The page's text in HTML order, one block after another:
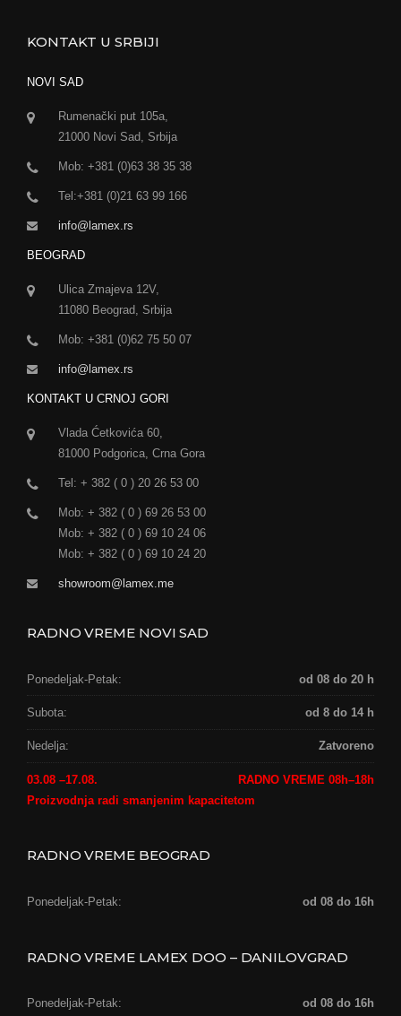
KONTAKT U SRBIJI
NOVI SAD
Rumenački put 105a,
21000 Novi Sad, Srbija
Mob: +381 (0)63 38 35 38
Tel:+381 (0)21 63 99 166
info@lamex.rs
BEOGRAD
Ulica Zmajeva 12V,
11080 Beograd, Srbija
Mob: +381 (0)62 75 50 07
info@lamex.rs
KONTAKT U CRNOJ GORI
Vlada Ćetkovića 60,
81000 Podgorica, Crna Gora
Tel: + 382 ( 0 ) 20 26 53 00
Mob: + 382 ( 0 ) 69 26 53 00
Mob: + 382 ( 0 ) 69 10 24 06
Mob: + 382 ( 0 ) 69 10 24 20
showroom@lamex.me
RADNO VREME NOVI SAD
Ponedeljak-Petak: od 08 do 20 h
Subota: od 8 do 14 h
Nedelja: Zatvoreno
03.08 –17.08.
RADNO VREME 08h–18h
Proizvodnja radi smanjenim kapacitetom
RADNO VREME BEOGRAD
Ponedeljak-Petak: od 08 do 16h
RADNO VREME LAMEX DOO – DANILOVGRAD
Ponedeljak-Petak: od 08 do 16h